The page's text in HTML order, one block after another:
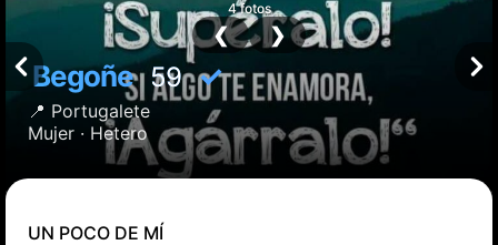
Begoñe 59✓
📍 Portugalete
Mujer · Hetero
4 fotos
❮ ❯
UN POCO DE MÍ